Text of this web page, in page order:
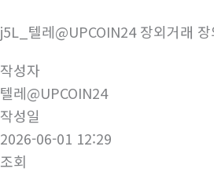
j5L_텔레@UPCOIN24 장외거래
작성자
텔레@UPCOIN24
작성일
2026-06-01 12:29
조회